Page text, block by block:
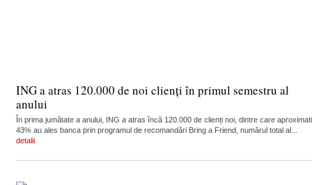
ING a atras 120.000 de noi clienți în primul semestru al
anului
În prima jumătate a anului, ING a atras încă 120.000 de clienți noi, dintre care
43% au ales banca prin programul de recomandări Bring a Friend, numărul total al...
detalii